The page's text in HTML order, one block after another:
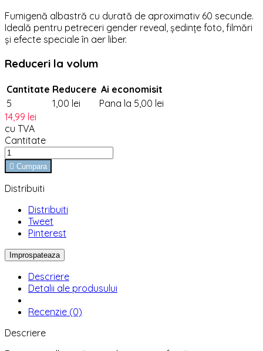
Fumigenă albastră cu durată de aproximativ 60 secunde.
Ideală pentru petreceri gender reveal, ședințe foto, filmări
și efecte speciale în aer liber.
Reduceri la volum
Cantitate Reducere Ai economisit
5
1,00 lei
Pana la 5,00 lei
14,99 lei
cu TVA
Cantitate
 Cumpara
Distribuiti
Distribuiti
Tweet
Pinterest
Descriere
Detalii ale produsului
Recenzie (0)
Descriere